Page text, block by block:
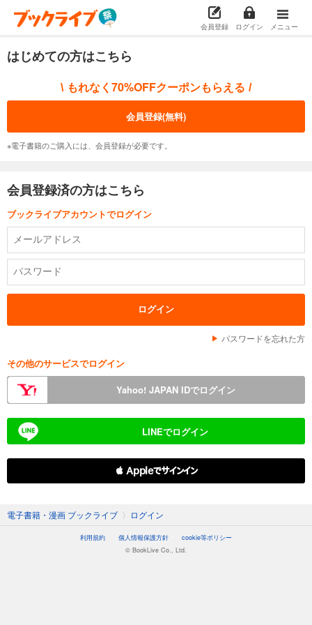
会員登録 ログイン メニュー
はじめての方はこちら
\ もれなく70%OFFクーポンもらえる /
会員登録(無料)
※電子書籍のご購入には、会員登録が必要です。
会員登録済の方はこちら
ブックライブアカウントでログイン
パスワードを忘れた方
その他のサービスでログイン
Yahoo! JAPAN IDでログイン
LINEでログイン
 Appleでサインイン
電子書籍・漫画 ブックライブ 〉 ログイン
利用規約 個人情報保護方針
cookie等ポリシー
© BookLive Co., Ltd.